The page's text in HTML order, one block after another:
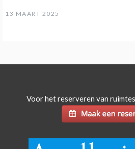
13 MAART 2025
Voor het reserveren van